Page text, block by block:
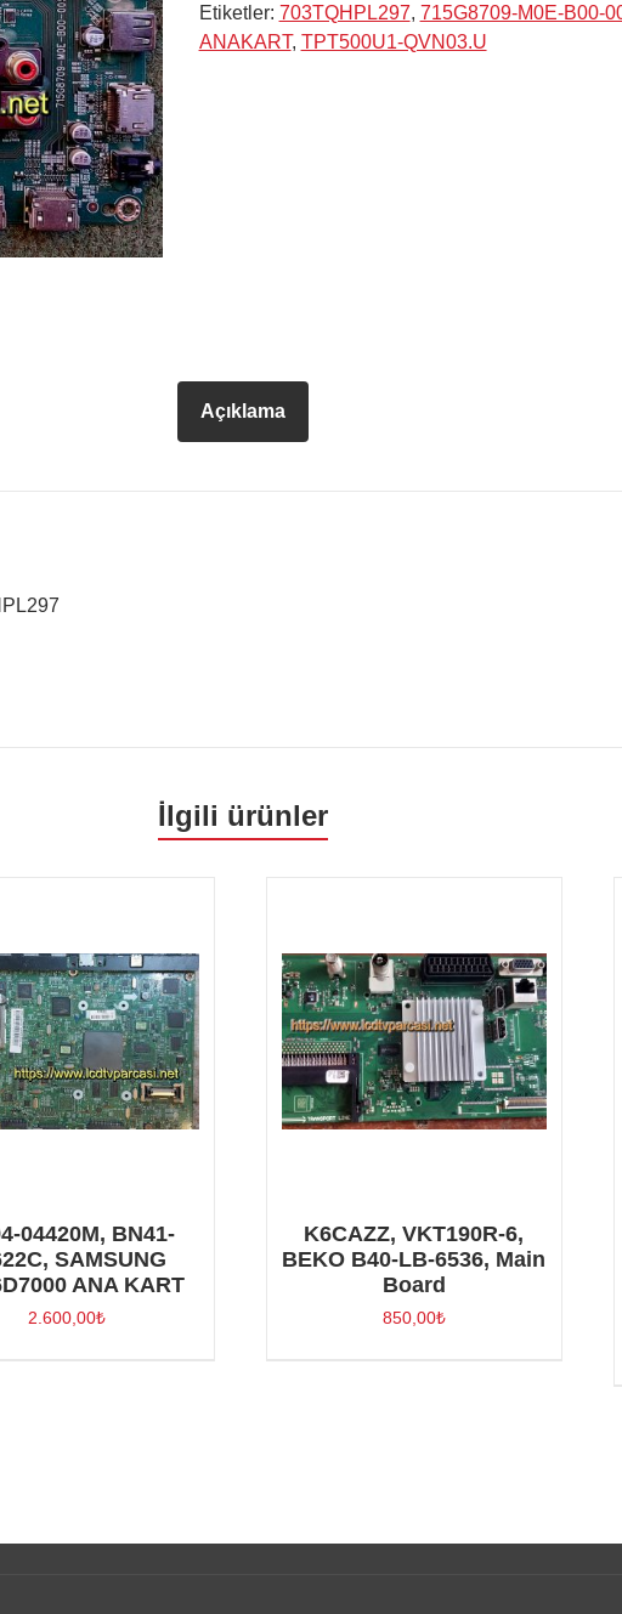
Etiketler: 703TQHPL297, 715G8709-M0E-B00-
ANAKART, TPT500U1-QVN03.U
Açıklama
İlgili ürünler
04420M, BN41-
SAMSUNG
ANA KART
2.600,00₺
K6CAZZ, VKT190R-6,
BEKO B40-LB-6536, Main
Board
850,00₺